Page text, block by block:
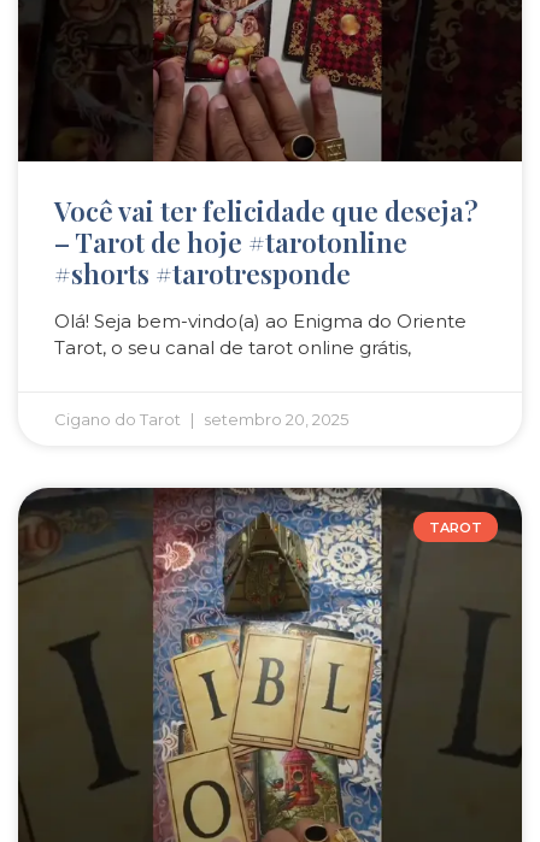
Você vai ter felicidade que deseja?
– Tarot de hoje #tarotonline
#shorts #tarotresponde
Olá! Seja bem-vindo(a) ao Enigma do Oriente
Tarot, o seu canal de tarot online grátis,
Cigano do Tarot setembro 20, 2025
TAROT